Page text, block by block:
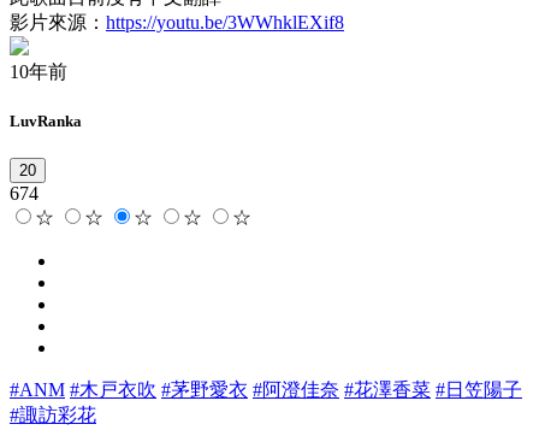
影片來源： https://youtu.be/3WWhklEXif8
10年前
LuvRanka
20
674
☆
☆ ☆ ☆ ☆
#ANM #木戸衣吹 #茅野愛衣 #阿澄佳奈 #花澤香菜 #日笠陽子
#諏訪彩花